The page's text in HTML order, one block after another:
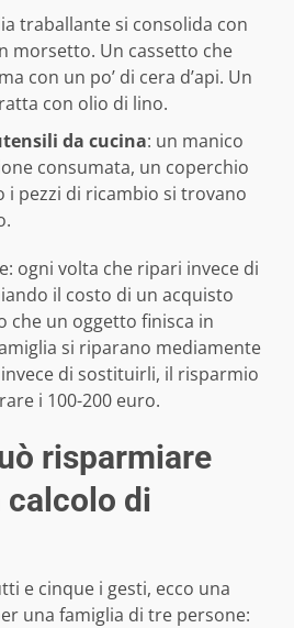
traballante si consolida con
morsetto. Un cassetto che
con un po’ di cera d’api. Un
con olio di lino.
da cucina: un manico
consumata, un coperchio
pezzi di ricambio si trovano
ogni volta che ripari invece di
il costo di un acquisto
che un oggetto finisca in
si riparano mediamente
invece di sostituirli, il risparmio
i 100-200 euro.
risparmiare
calcolo di
e cinque i gesti, ecco una
una famiglia di tre persone: